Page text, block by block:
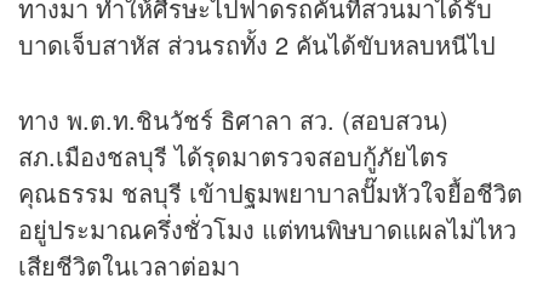
ทางมา ทำให้ศีรษะไปฟาดรถคันที่สวนมาได้รับ
บาดเจ็บสาหัส ส่วนรถทั้ง 2 คันได้ขับหลบหนีไป
ทาง พ.ต.ท.ชินวัชร์ ธิศาลา สว. (สอบสวน)
สภ.เมืองชลบุรี ได้รุดมาตรวจสอบกู้ภัยไตร
คุณธรรม ชลบุรี เข้าปฐมพยาบาลปั๊มหัวใจยื้อชีวิต
อยู่ประมาณครึ่งชั่วโมง แต่ทนพิษบาดแผลไม่ไหว
เสียชีวิตในเวลาต่อมา